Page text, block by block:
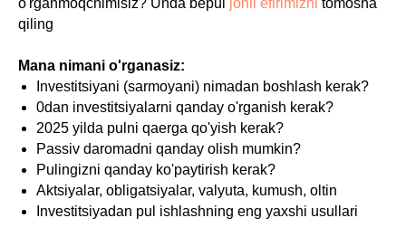
o'rganmoqchimisiz? Unda bepul jonli efirimizni tomosha
qiling
Mana nimani o'rganasiz:
Investitsiyani (sarmoyani) nimadan boshlash kerak?
0dan investitsiyalarni qanday o'rganish kerak?
2025 yilda pulni qaerga qo'yish kerak?
Passiv daromadni qanday olish mumkin?
Pulingizni qanday ko'paytirish kerak?
Aktsiyalar, obligatsiyalar, valyuta, kumush, oltin
Investitsiyadan pul ishlashning eng yaxshi usullari